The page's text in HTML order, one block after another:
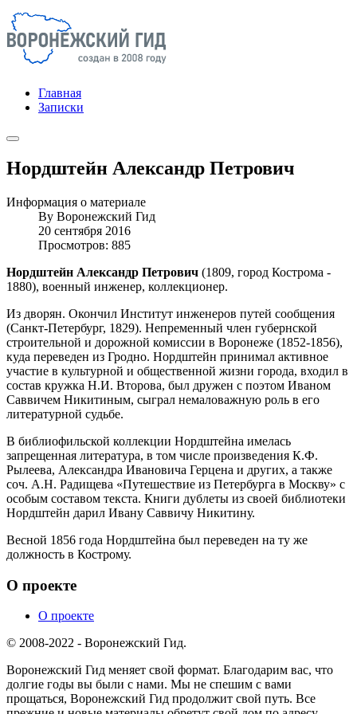
Главная
Записки
Нордштейн Александр Петрович
Информация о материале
By Воронежский Гид
20 сентября 2016
Просмотров: 885
Нордштейн Александр Петрович (1809, город Кострома -
1880), военный инженер, коллекционер.
Из дворян. Окончил Институт инженеров путей сообщения
(Санкт-Петербург, 1829). Непременный член губернской
строительной и дорожной комиссии в Воронеже (1852-1856),
куда переведен из Гродно. Нордштейн принимал активное
участие в культурной и общественной жизни города, входил в
состав кружка Н.И. Второва, был дружен с поэтом Иваном
Саввичем Никитиным, сыграл немаловажную роль в его
литературной судьбе.
В библиофильской коллекции Нордштейна имелась
запрещенная литература, в том числе произведения К.Ф.
Рылеева, Александра Ивановича Герцена и других, а также
соч. А.Н. Радищева «Путешествие из Петербурга в Москву» с
особым составом текста. Книги дублеты из своей библиотеки
Нордштейн дарил Ивану Саввичу Никитину.
Весной 1856 года Нордштейна был переведен на ту же
должность в Кострому.
О проекте
О проекте
© 2008-2022 - Воронежский Гид.
Воронежский Гид меняет свой формат. Благодарим вас, что
долгие годы вы были с нами. Мы не спешим с вами
прощаться, Воронежский Гид продолжит свой путь. Все